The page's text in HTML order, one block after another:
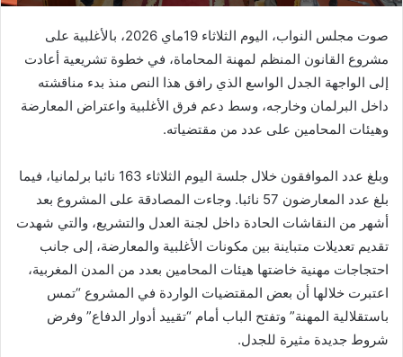
صوت مجلس النواب، اليوم الثلاثاء 19ماي 2026، بالأغلبية على
مشروع القانون المنظم لمهنة المحاماة، في خطوة تشريعية أعادت
إلى الواجهة الجدل الواسع الذي رافق هذا النص منذ بدء مناقشته
داخل البرلمان وخارجه، وسط دعم فرق الأغلبية واعتراض المعارضة
وهيئات المحامين على عدد من مقتضياته.
وبلغ عدد الموافقون خلال جلسة اليوم الثلاثاء 163 نائبا برلمانيا، فيما
بلغ عدد المعارضون 57 نائبا. وجاءت المصادقة على المشروع بعد
أشهر من النقاشات الحادة داخل لجنة العدل والتشريع، والتي شهدت
تقديم تعديلات متباينة بين مكونات الأغلبية والمعارضة، إلى جانب
احتجاجات مهنية خاضتها هيئات المحامين بعدد من المدن المغربية،
اعتبرت خلالها أن بعض المقتضيات الواردة في المشروع “تمس
باستقلالية المهنة” وتفتح الباب أمام “تقييد أدوار الدفاع” وفرض
شروط جديدة مثيرة للجدل.